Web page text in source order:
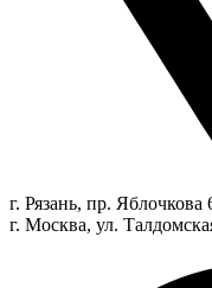
г. Рязань, пр.
г. Москва, ул.